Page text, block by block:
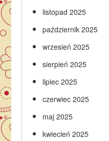
listopad 2025
październik 2025
wrzesień 2025
sierpień 2025
lipiec 2025
czerwiec 2025
maj 2025
kwiecień 2025